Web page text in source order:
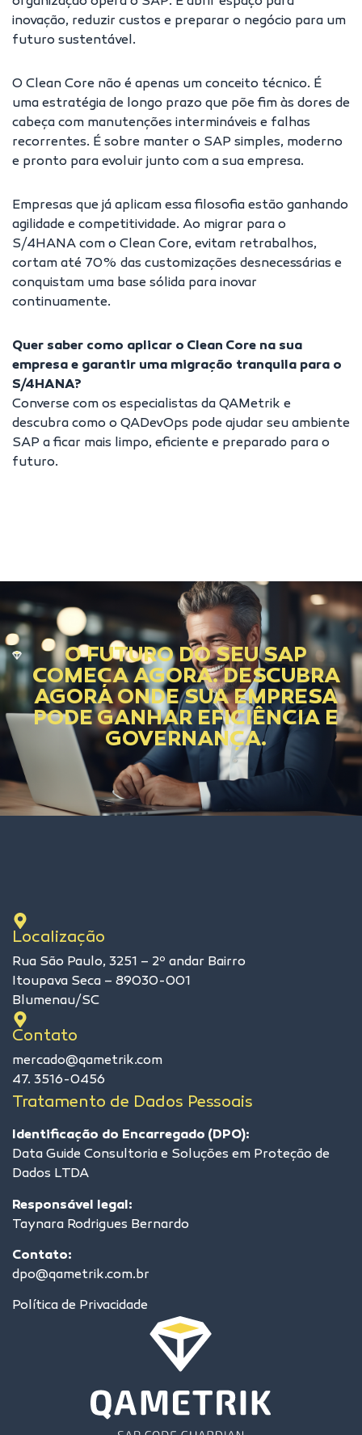
inovação, reduzir custos e preparar o negócio para um
futuro sustentável.
O Clean Core não é apenas um conceito técnico. É
uma estratégia de longo prazo que põe fim às dores de
cabeça com manutenções intermináveis e falhas
recorrentes. É sobre manter o SAP simples, moderno
e pronto para evoluir junto com a sua empresa.
Empresas que já aplicam essa filosofia estão ganhando
agilidade e competitividade. Ao migrar para o
S/4HANA com o Clean Core, evitam retrabalhos,
cortam até 70% das customizações desnecessárias e
conquistam uma base sólida para inovar
continuamente.
Quer saber como aplicar o Clean Core na sua
empresa e garantir uma migração tranquila para o
S/4HANA?
Converse com os especialistas da QAMetrik e
descubra como o QADevOps pode ajudar seu ambiente
SAP a ficar mais limpo, eficiente e preparado para o
futuro.
O FUTURO DO SEU SAP
COMEÇA AGORA. DESCUBRA
AGORA ONDE SUA EMPRESA
PODE GANHAR EFICIÊNCIA E
GOVERNANÇA.
Localização
Rua São Paulo, 3251 – 2º andar Bairro
Itoupava Seca – 89030-001
Blumenau/SC
Contato
mercado@qametrik.com
47. 3516-0456
Tratamento de Dados Pessoais
Identificação do Encarregado (DPO):
Data Guide Consultoria e Soluções em Proteção de
Dados LTDA
Responsável legal:
Taynara Rodrigues Bernardo
Contato:
dpo@qametrik.com.br
Política de Privacidade